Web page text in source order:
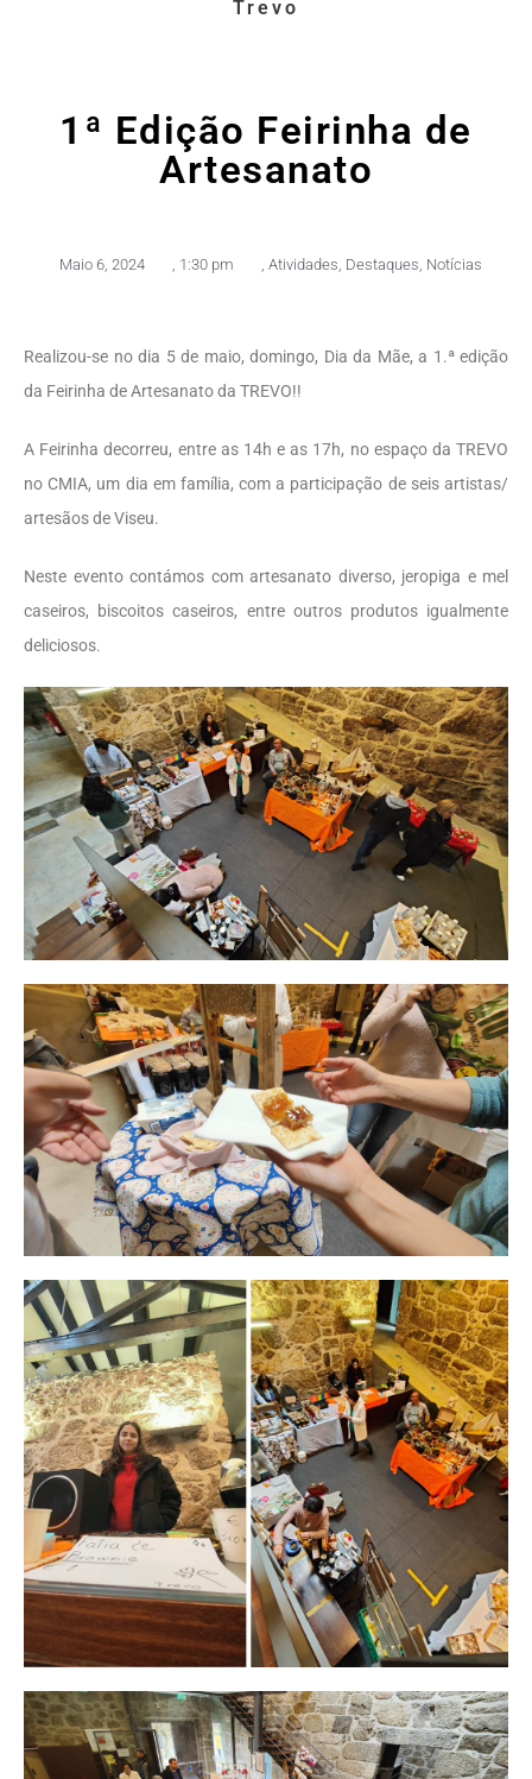
Trevo
1ª Edição Feirinha de
Artesanato
Maio 6, 2024 , 1:30 pm , Atividades, Destaques, Notícias
Realizou-se no dia 5 de maio, domingo, Dia da Mãe, a 1.ª edição
da Feirinha de Artesanato da TREVO!!
A Feirinha decorreu, entre as 14h e as 17h, no espaço da TREVO
no CMIA, um dia em família, com a participação de seis artistas/
artesãos de Viseu.
Neste evento contámos com artesanato diverso, jeropiga e mel
caseiros, biscoitos caseiros, entre outros produtos igualmente
deliciosos.